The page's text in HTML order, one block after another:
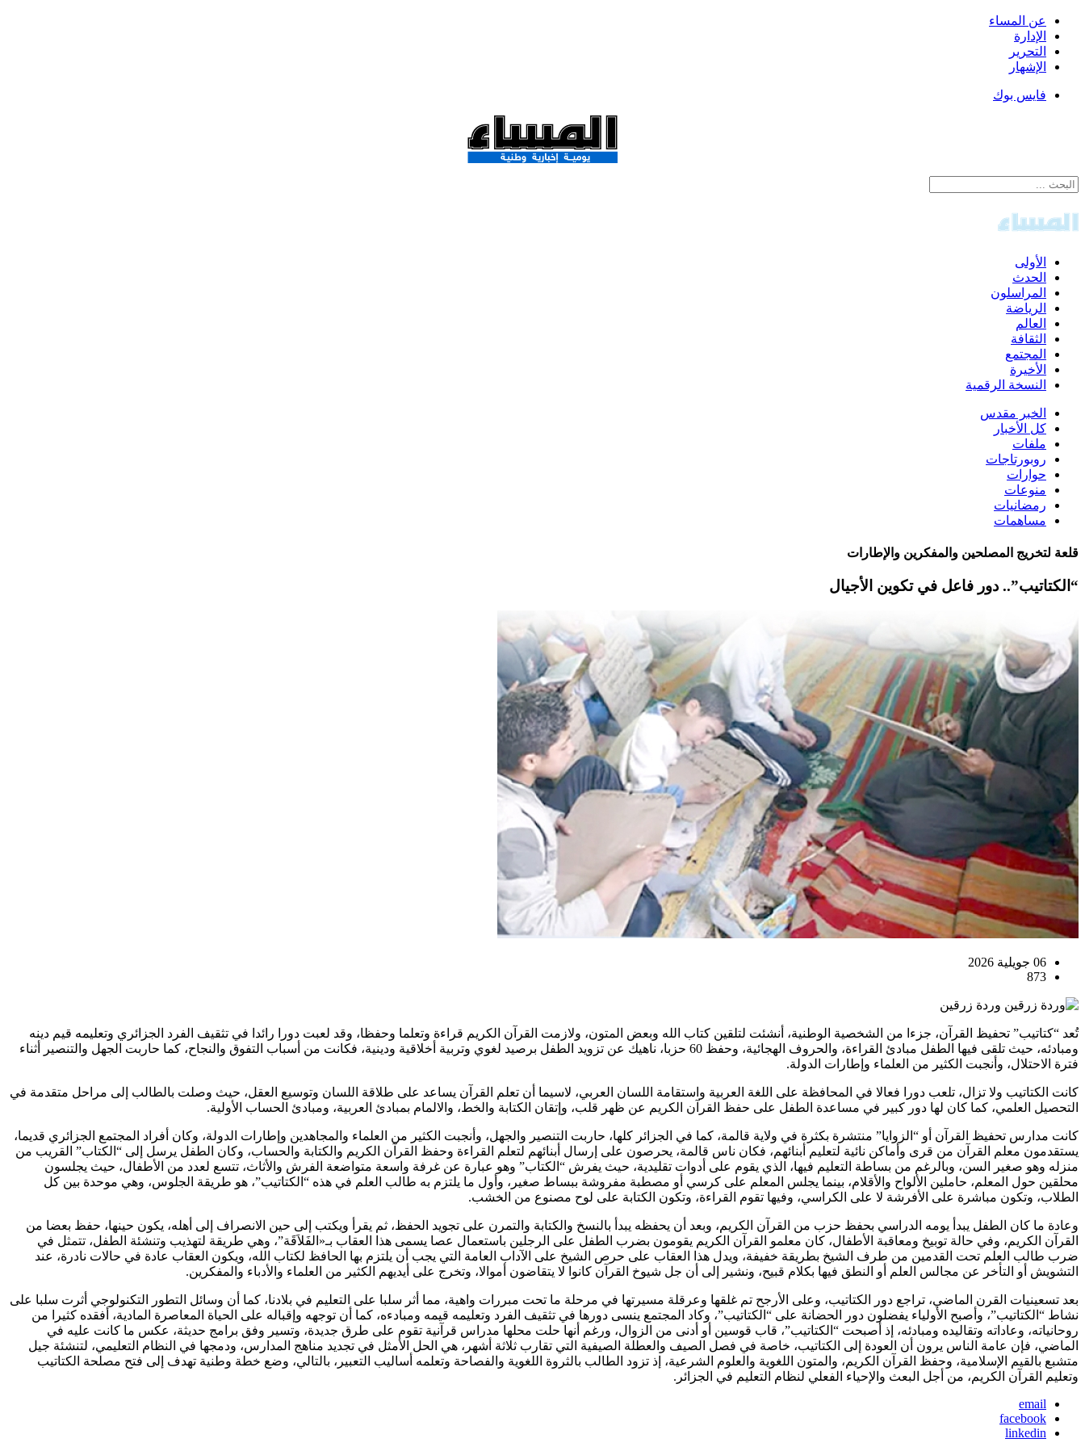
عن المساء
الإدارة
التحرير
الإشهار
فايس بوك
الأولى
الحدث
المراسلون
الرياضة
العالم
الثقافة
المجتمع
الأخيرة
النسخة الرقمية
الخبر مقدس
كل الأخبار
ملفات
روبورتاجات
حوارات
منوعات
رمضانيات
مساهمات
قلعة لتخريج المصلحين والمفكرين والإطارات
“الكتاتيب”.. دور فاعل في تكوين الأجيال
06 جويلية 2026
873
وردة زرقين
تُعد “كتاتيب” تحفيظ القرآن، جزءا من الشخصية الوطنية، أنشئت لتلقين كتاب الله وبعض المتون، ولازمت القرآن الكريم قراءة وتعلما وحفظا، وقد لعبت دورا رائدا في تثقيف الفرد الجزائري وتعليمه قيم دينه
ومبادئه، حيث تلقى فيها الطفل مبادئ القراءة، والحروف الهجائية، وحفظ 60 حزبا، ناهيك عن تزويد الطفل برصيد لغوي وتربية أخلاقية ودينية، فكانت من أسباب التفوق والنجاح، كما حاربت الجهل والتنصير أثناء
فترة الاحتلال، وأنجبت الكثير من العلماء وإطارات الدولة.
كانت الكتاتيب ولا تزال، تلعب دورا فعالا في المحافظة على اللغة العربية واستقامة اللسان العربي، لاسيما أن تعلم القرآن يساعد على طلاقة اللسان وتوسيع العقل، حيث وصلت بالطالب إلى مراحل متقدمة في
التحصيل العلمي، كما كان لها دور كبير في مساعدة الطفل على حفظ القرآن الكريم عن ظهر قلب، وإتقان الكتابة والخط، والالمام بمبادئ العربية، ومبادئ الحساب الأولية.
كانت مدارس تحفيظ القرآن أو “الزوايا” منتشرة بكثرة في ولاية قالمة، كما في الجزائر كلها، حاربت التنصير والجهل، وأنجبت الكثير من العلماء والمجاهدين وإطارات الدولة، وكان أفراد المجتمع الجزائري قديما،
يستقدمون معلم القرآن من قرى وأماكن نائية لتعليم أبنائهم، فكان ناس قالمة، يحرصون على إرسال أبنائهم لتعلم القراءة وحفظ القرآن الكريم والكتابة والحساب، وكان الطفل يرسل إلى “الكتاب” القريب من
منزله وهو صغير السن، وبالرغم من بساطة التعليم فيها، الذي يقوم على أدوات تقليدية، حيث يفرش “الكتاب” وهو عبارة عن غرفة واسعة متواضعة الفرش والأثاث، تتسع لعدد من الأطفال، حيث يجلسون
محلقين حول المعلم، حاملين الألواح والأقلام، بينما يجلس المعلم على كرسي أو مصطبة مفروشة ببساط صغير، وأول ما يلتزم به طالب العلم في هذه “الكتاتيب”، هو طريقة الجلوس، وهي موحدة بين كل
الطلاب، وتكون مباشرة على الأفرشة لا على الكراسي، وفيها تقوم القراءة، وتكون الكتابة على لوح مصنوع من الخشب.
وعادة ما كان الطفل يبدأ يومه الدراسي بحفظ حزب من القرآن الكريم، وبعد أن يحفظه يبدأ بالنسخ والكتابة والتمرن على تجويد الحفظ، ثم يقرأ ويكتب إلى حين الانصراف إلى أهله، يكون حينها، حفظ بعضا من
القرآن الكريم، وفي حالة توبيخ ومعاقبة الأطفال، كان معلمو القرآن الكريم يقومون بضرب الطفل على الرجلين باستعمال عصا يسمى هذا العقاب بـ«الفَلاَقَة”، وهي طريقة لتهذيب وتنشئة الطفل، تتمثل في
ضرب طالب العلم تحت القدمين من طرف الشيخ بطريقة خفيفة، ويدل هذا العقاب على حرص الشيخ على الآداب العامة التي يجب أن يلتزم بها الحافظ لكتاب الله، ويكون العقاب عادة في حالات نادرة، عند
التشويش أو التأخر عن مجالس العلم أو النطق فيها بكلام قبيح، ونشير إلى أن جل شيوخ القرآن كانوا لا يتقاضون أموالا، وتخرج على أيديهم الكثير من العلماء والأدباء والمفكرين.
بعد تسعينيات القرن الماضي، تراجع دور الكتاتيب، وعلى الأرجح تم غلقها وعرقلة مسيرتها في مرحلة ما تحت مبررات واهية، مما أثر سلبا على التعليم في بلادنا، كما أن وسائل التطور التكنولوجي أثرت سلبا على
نشاط “الكتاتيب”، وأصبح الأولياء يفضلون دور الحضانة على “الكتاتيب”، وكاد المجتمع ينسى دورها في تثقيف الفرد وتعليمه قيمه ومبادءه، كما أن توجهه وإقباله على الحياة المعاصرة المادية، أفقده كثيرا من
روحانياته، وعاداته وتقاليده ومبادئه، إذ أصبحت “الكتاتيب”، قاب قوسين أو أدنى من الزوال، ورغم أنها حلت محلها مدراس قرآنية تقوم على طرق جديدة، وتسير وفق برامج حديثة، عكس ما كانت عليه في
الماضي، فإن عامة الناس يرون أن العودة إلى الكتاتيب، خاصة في فصل الصيف والعطلة الصيفية التي تقارب ثلاثة أشهر، هي الحل الأمثل في تجديد مناهج المدارس، ودمجها في النظام التعليمي، لتنشئة جيل
متشبع بالقيم الإسلامية، وحفظ القرآن الكريم، والمتون اللغوية والعلوم الشرعية، إذ تزود الطالب بالثروة اللغوية والفصاحة وتعلمه أساليب التعبير، بالتالي، وضع خطة وطنية تهدف إلى فتح مصلحة الكتاتيب
وتعليم القرآن الكريم، من أجل البعث والإحياء الفعلي لنظام التعليم في الجزائر.
email
facebook
linkedin